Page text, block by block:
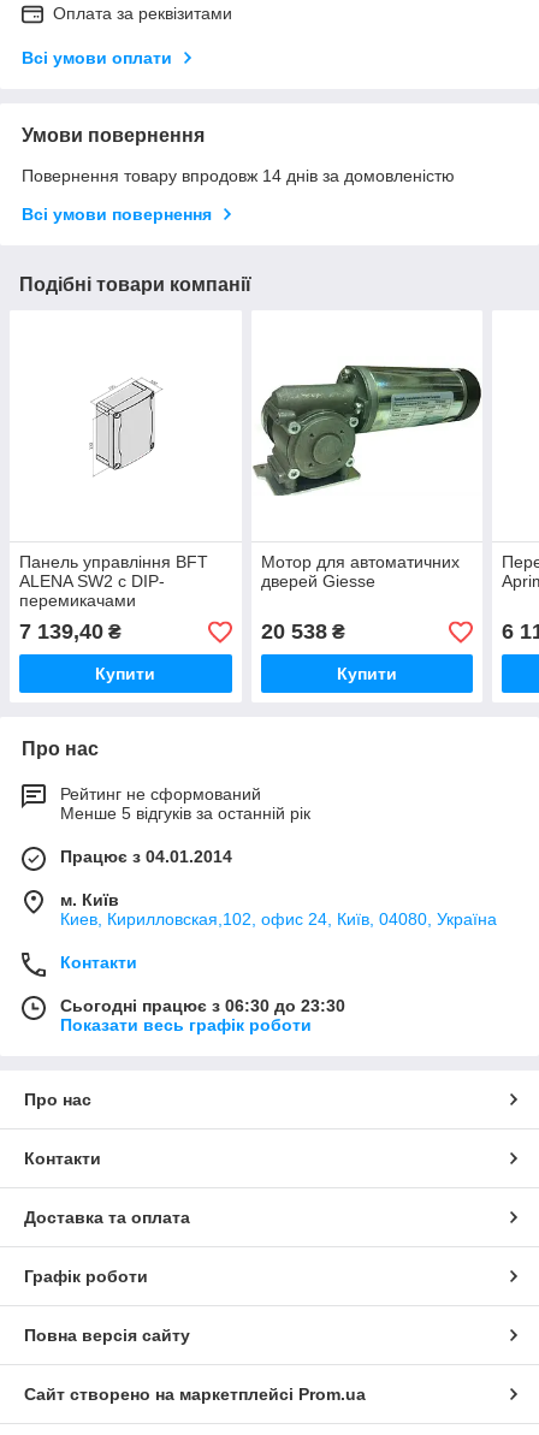
Оплата за реквізитами
Всі умови оплати
Умови повернення
Повернення товару впродовж 14 днів за домовленістю
Всі умови повернення
Подібні товари компанії
Панель управління BFT
ALENA SW2 c DIP-
перемикачами
7 139,40 ₴
Купити
Мотор для автоматичних
дверей Giesse
20 538₴
Купити
6
Про нас
Рейтинг не сформований
Менше 5 відгуків за останній рік
Працює з 04.01.2014
м. Київ
Киев, Кирилловская,102, офис 24, Київ, 04080, Україна
Контакти
Сьогодні працює з 06:30 до 23:30
Показати весь графік роботи
Про нас
Контакти
Доставка та оплата
Графік роботи
Повна версія сайту
Сайт створено на маркетплейсі Prom.ua